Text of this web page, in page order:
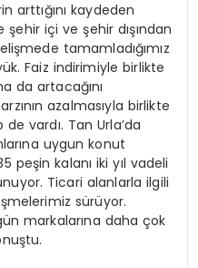
arttığını kaydeden
içi ve şehir dışından
tamamladığımız
Faiz indirimiyle birlikte
da artacağını
azalmasıyla birlikte
vardı. Tan Urla’da
uygun konut
peşin kalanı iki yıl vadeli
Ticari alanlarla ilgili
sürüyor.
markalarına daha çok